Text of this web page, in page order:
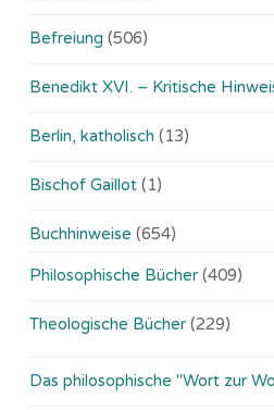
Befreiung (506)
Benedikt XVI. – Kritische
Berlin, katholisch (13)
Bischof Gaillot (1)
Buchhinweise (654)
Philosophische Bücher (409)
Theologische Bücher (229)
Das philosophische "Wort zur